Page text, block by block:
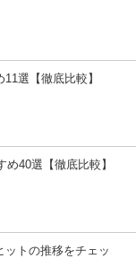
選【徹底比較】
40選【徹底比較】
トの推移をチェッ